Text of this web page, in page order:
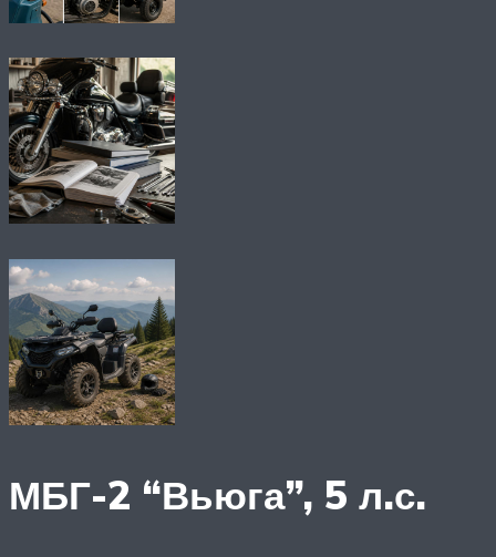
МБГ-2 “Вьюга”, 5 л.с.